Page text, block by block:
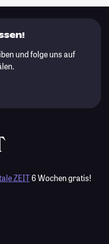
und folge uns auf
ZEIT6 Wochen gratis!